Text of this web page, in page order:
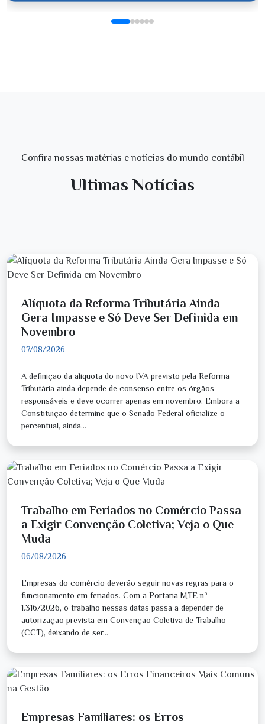
Confira nossas matérias e notícias do mundo contábil
Ultimas Notícias
Alíquota da Reforma Tributária Ainda
Gera Impasse e Só Deve Ser Definida em
Novembro
07/08/2026
A definição da alíquota do novo IVA previsto pela Reforma
Tributária ainda depende de consenso entre os órgãos
responsáveis e deve ocorrer apenas em novembro. Embora a
Constituição determine que o Senado Federal oficialize o
percentual, ainda...
Trabalho em Feriados no Comércio Passa
a Exigir Convenção Coletiva; Veja o Que
Muda
06/08/2026
Empresas do comércio deverão seguir novas regras para o
funcionamento em feriados. Com a Portaria MTE nº
1.316/2026, o trabalho nessas datas passa a depender de
autorização prevista em Convenção Coletiva de Trabalho
(CCT), deixando de ser...
Empresas Familiares: os Erros